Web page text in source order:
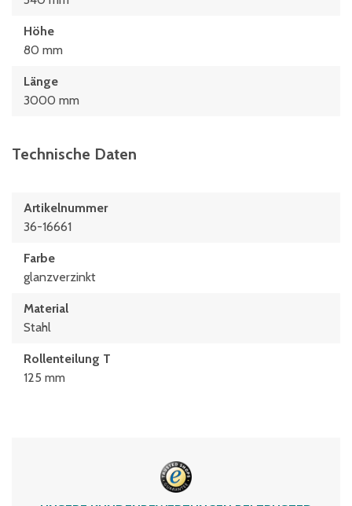
Höhe
80 mm
Länge
3000 mm
Technische Daten
Artikelnummer
36-16661
Farbe
glanzverzinkt
Material
Stahl
Rollenteilung T
125 mm